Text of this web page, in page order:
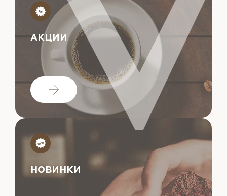
АКЦИИ
НОВИНКИ